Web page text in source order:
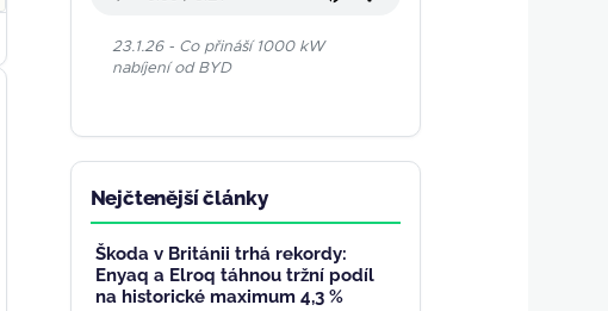
23.1.26 - Co přináší 1000 kW
nabíjení od BYD
Nejčtenější články
Škoda v Británii trhá rekordy:
Enyaq a Elroq táhnou tržní podíl
na historické maximum 4,3 %